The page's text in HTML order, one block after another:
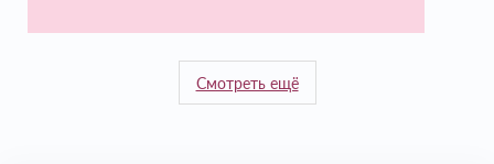
Смотреть ещё